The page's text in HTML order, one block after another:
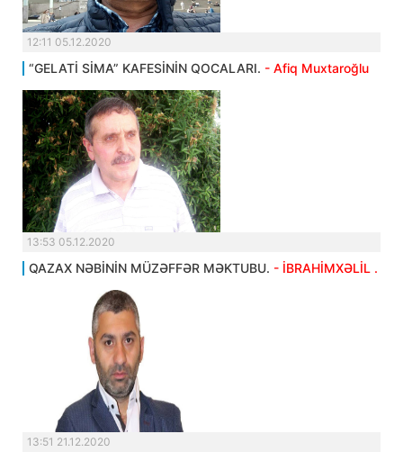
12:11 05.12.2020
“GELATİ SİMA” KAFESİNİN QOCALARI. - Afiq Muxtaroğlu
13:53 05.12.2020
QAZAX NƏBİNİN MÜZƏFFƏR MƏKTUBU. - İBRAHİMXƏLİL .
13:51 21.12.2020